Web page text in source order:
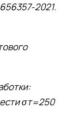
2021.
σт=250